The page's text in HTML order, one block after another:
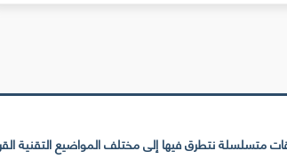
نتطرق فيها إلى مختلف المواضيع التقنية